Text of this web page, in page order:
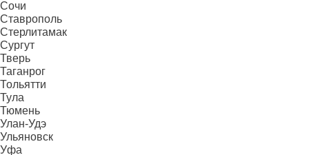
Сочи
Ставрополь
Стерлитамак
Сургут
Тверь
Таганрог
Тольятти
Тула
Тюмень
Улан-Удэ
Ульяновск
Уфа